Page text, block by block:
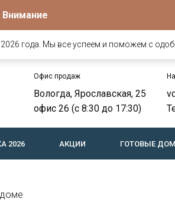
Внимание
года. Мы все успеем и поможем с
Офис продаж
Вологда, Ярославская, 25
офис 26 (c 8:30 до 17:30)
2026 АКЦИИ ГОТОВЫЕ